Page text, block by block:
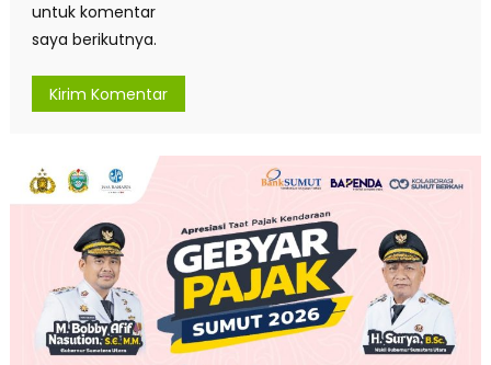
untuk komentar
saya berikutnya.